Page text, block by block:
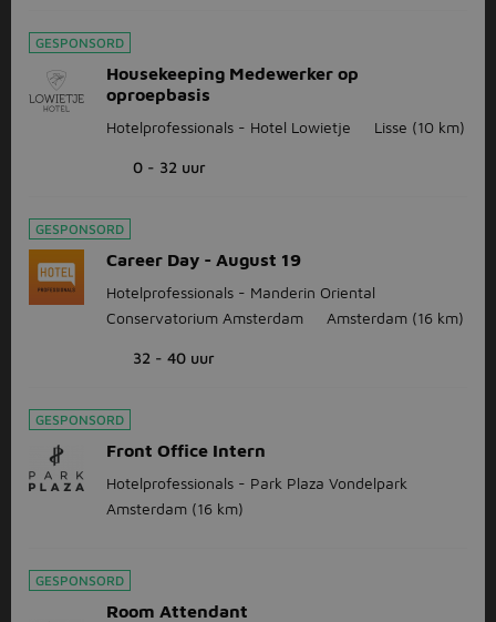
GESPONSORD
Housekeeping Medewerker op
oproepbasis
Hotelprofessionals - Hotel Lowietje Lisse (10 km)
0 - 32 uur
GESPONSORD
Career Day - August 19
Hotelprofessionals - Manderin Oriental
Conservatorium Amsterdam
Amsterdam (16 km)
32 - 40 uur
GESPONSORD
Front Office Intern
Hotelprofessionals - Park Plaza Vondelpark
Amsterdam (16 km)
GESPONSORD
Room Attendant